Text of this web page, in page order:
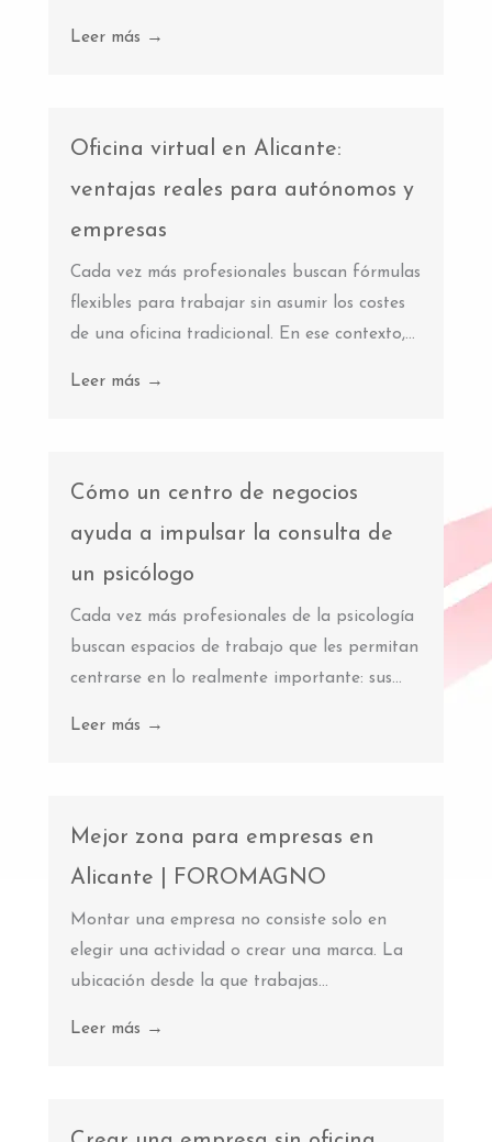
Leer más →
Oficina virtual en Alicante:
ventajas reales para autónomos y
empresas
Cada vez más profesionales buscan fórmulas
flexibles para trabajar sin asumir los costes
de una oficina tradicional. En ese contexto,...
Leer más →
Cómo un centro de negocios
ayuda a impulsar la consulta de
un psicólogo
Cada vez más profesionales de la psicología
buscan espacios de trabajo que les permitan
centrarse en lo realmente importante: sus...
Leer más →
Mejor zona para empresas en
Alicante | FOROMAGNO
Montar una empresa no consiste solo en
elegir una actividad o crear una marca. La
ubicación desde la que trabajas...
Leer más →